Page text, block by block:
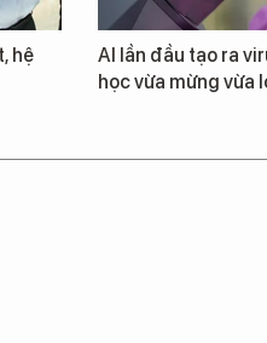
hệ
AI lần đầu tạo ra
học vừa mừng vừa